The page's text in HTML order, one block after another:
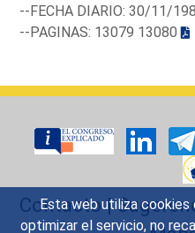
Esta web utiliza cookies
optimizar el servicio, no
--FECHA DIARIO: 30/11/
--PAGINAS: 13079 13080
Contacto|